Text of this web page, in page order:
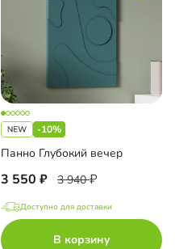
-10%
Панно Глубокий вечер
3 550 3 940
Доступно для доставки
В корзину